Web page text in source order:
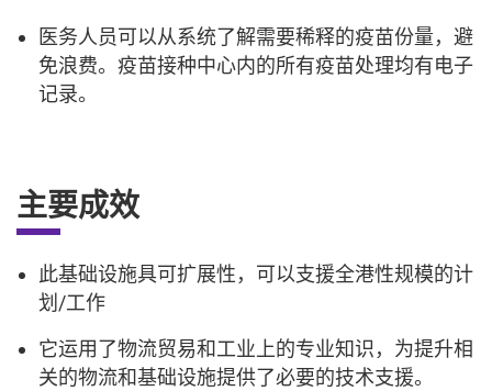
医务人员可以从系统了解需要稀释的疫苗份量，避
免浪费。疫苗接种中心内的所有疫苗处理均有电子
记录。
主要成效
此基础设施具可扩展性，可以支援全港性规模的计
划/工作
它运用了物流贸易和工业上的专业知识，为提升相
关的物流和基础设施提供了必要的技术支援。